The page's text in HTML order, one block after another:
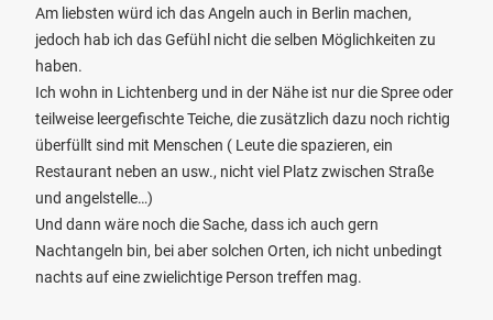
Am liebsten würd ich das Angeln auch in Berlin machen,
jedoch hab ich das Gefühl nicht die selben Möglichkeiten zu
haben.
Ich wohn in Lichtenberg und in der Nähe ist nur die Spree oder
teilweise leergefischte Teiche, die zusätzlich dazu noch richtig
überfüllt sind mit Menschen ( Leute die spazieren, ein
Restaurant neben an usw., nicht viel Platz zwischen Straße
und angelstelle…)
Und dann wäre noch die Sache, dass ich auch gern
Nachtangeln bin, bei aber solchen Orten, ich nicht unbedingt
nachts auf eine zwielichtige Person treffen mag.